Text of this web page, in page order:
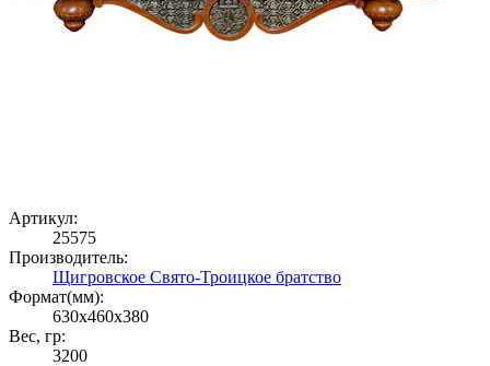
Артикул:
25575
Производитель:
Щигровское Свято-Троицкое братство
Формат(мм):
630x460x380
Вес, гр:
3200